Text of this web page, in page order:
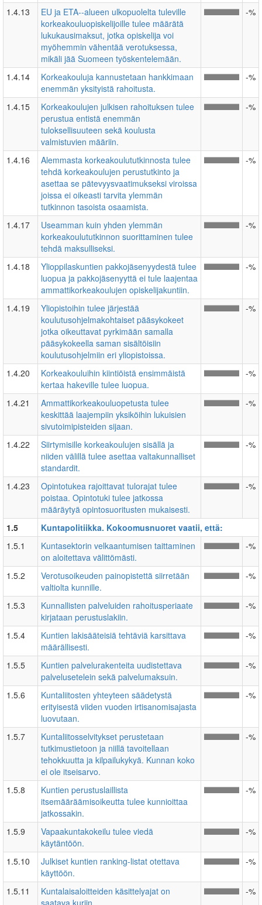
1.4.13
EU ja ETA-­‐alueen ulkopuolelta tuleville
korkeakouluopiskelijoille tulee määrätä
lukukausimaksut, jotka opiskelija voi
myöhemmin vähentää verotuksessa,
mikäli jää Suomeen työskentelemään.
-%
1.4.14
Korkeakouluja kannustetaan hankkimaan
enemmän yksityistä rahoitusta.
-%
1.4.15
Korkeakoulujen julkisen rahoituksen tulee
perustua entistä enemmän
tuloksellisuuteen sekä koulusta
valmistuvien määriin.
-%
1.4.16
Alemmasta korkeakoulututkinnosta tulee
tehdä korkeakoulujen perustutkinto ja
asettaa se pätevyysvaatimukseksi viroissa
joissa ei oikeasti tarvita ylemmän
tutkinnon tasoista osaamista.
-%
1.4.17
Useamman kuin yhden ylemmän
korkeakoulututkinnon suorittaminen tulee
tehdä maksulliseksi.
-%
1.4.18
Ylioppilaskuntien pakkojäsenyydestä tulee
luopua ja pakkojäsenyyttä ei tule laajentaa
ammattikorkeakoulujen opiskelijakuntiin.
-%
1.4.19
Yliopistoihin tulee järjestää
koulutusohjelmakohtaiset pääsykokeet
jotka oikeuttavat pyrkimään samalla
pääsykokeella saman sisältöisiin
koulutusohjelmiin eri yliopistoissa.
-%
1.4.20
Korkeakouluihin kiintiöistä ensimmäistä
kertaa hakeville tulee luopua.
-%
1.4.21
Ammattikorkeakouluopetusta tulee
keskittää laajempiin yksiköihin lukuisien
sivutoimipisteiden sijaan.
-%
1.4.22
Siirtymisille korkeakoulujen sisällä ja
niiden välillä tulee asettaa valtakunnalliset
standardit.
-%
1.4.23
Opintotukea rajoittavat tulorajat tulee
poistaa. Opintotuki tulee jatkossa
määräytyä opintosuoritusten mukaisesti.
-%
1.5
Kuntapolitiikka. Kokoomusnuoret vaatii, että:
1.5.1
Kuntasektorin velkaantumisen taittaminen
on aloitettava välittömästi.
-%
1.5.2
Verotusoikeuden painopistettä siirretään
valtiolta kunnille.
-%
1.5.3
Kunnallisten palveluiden rahoitusperiaate
kirjataan perustuslakiin.
-%
1.5.4
Kuntien lakisääteisiä tehtäviä karsittava
määrällisesti.
-%
1.5.5
Kuntien palvelurakenteita uudistettava
palvelusetelein sekä palvelumaksuin.
-%
1.5.6
Kuntaliitosten yhteyteen säädetystä
erityisestä viiden vuoden irtisanomisajasta
luovutaan.
-%
1.5.7
Kuntaliitosselvitykset perustetaan
tutkimustietoon ja niillä tavoitellaan
tehokkuutta ja kilpailukykyä. Kunnan koko
ei ole itseisarvo.
-%
1.5.8
Kuntien perustuslaillista
itsemääräämisoikeutta tulee kunnioittaa
jatkossakin.
-%
1.5.9
Vapaakuntakokeilu tulee viedä
käytäntöön.
-%
1.5.10
Julkiset kuntien ranking-listat otettava
käyttöön.
-%
1.5.11
Kuntalaisaloitteiden käsittelyajat on
saatava kuriin.
-%